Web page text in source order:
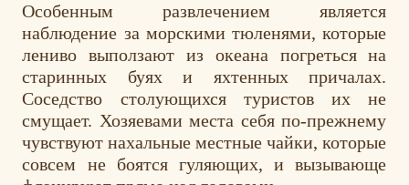
Особенным развлечением является
наблюдение за морскими тюленями, которые
лениво выползают из океана погреться на
старинных буях и яхтенных причалах.
Соседство столующихся туристов их не
смущает. Хозяевами места себя по-прежнему
чувствуют нахальные местные чайки, которые
совсем не боятся гуляющих, и вызывающе